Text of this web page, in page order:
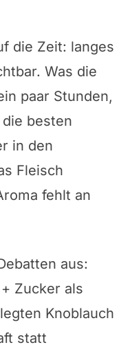
die Zeit: langes
Was die
paar Stunden,
besten
in den
Fleisch
fehlt an
aus:
Zucker als
Knoblauch
statt